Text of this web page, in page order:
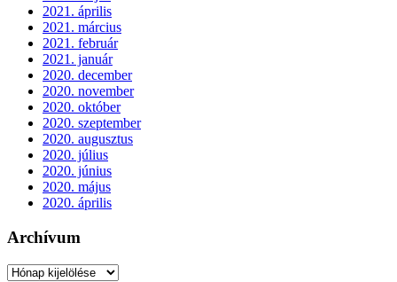
2021. április
2021. március
2021. február
2021. január
2020. december
2020. november
2020. október
2020. szeptember
2020. augusztus
2020. július
2020. június
2020. május
2020. április
Archívum
Archívum